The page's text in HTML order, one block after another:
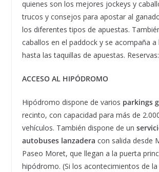
quienes son los mejores jockeys y
trucos y consejos para apostar al
los diferentes tipos de apuestas.
caballos en el paddock y se acompaña a
hasta las taquillas de apuestas. Reservas:
ACCESO AL HIPÓDROMO
Hipódromo dispone de varios parkings
recinto, con capacidad para más de
vehículos. También dispone de un
autobuses lanzadera con salida desde
Paseo Moret, que llegan a la puerta
hipódromo. (Si los acontecimientos de